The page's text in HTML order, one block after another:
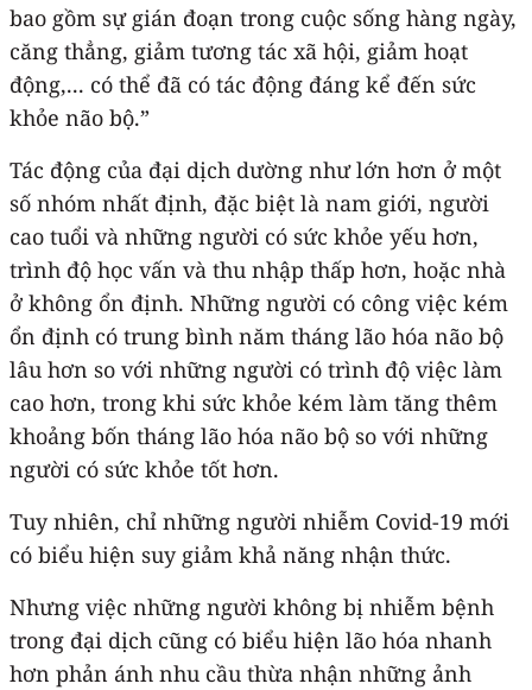
bao gồm sự gián đoạn trong cuộc sống hàng ngày,
căng thẳng, giảm tương tác xã hội, giảm hoạt
động,... có thể đã có tác động đáng kể đến sức
khỏe não bộ.”
Tác động của đại dịch dường như lớn hơn ở một
số nhóm nhất định, đặc biệt là nam giới, người
cao tuổi và những người có sức khỏe yếu hơn,
trình độ học vấn và thu nhập thấp hơn, hoặc nhà
ở không ổn định. Những người có công việc kém
ổn định có trung bình năm tháng lão hóa não bộ
lâu hơn so với những người có trình độ việc làm
cao hơn, trong khi sức khỏe kém làm tăng thêm
khoảng bốn tháng lão hóa não bộ so với những
người có sức khỏe tốt hơn.
Tuy nhiên, chỉ những người nhiễm Covid-19 mới
có biểu hiện suy giảm khả năng nhận thức.
Nhưng việc những người không bị nhiễm bệnh
trong đại dịch cũng có biểu hiện lão hóa nhanh
hơn phản ánh nhu cầu thừa nhận những ảnh